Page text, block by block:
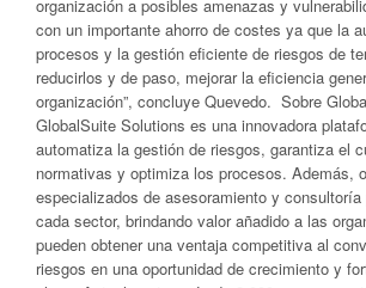
organización a posibles amenazas y
con un importante ahorro de costes ya que la
procesos y la gestión eficiente de riesgos de
reducirlos y de paso, mejorar la eficiencia
organización”, concluye Quevedo. Sobre
GlobalSuite Solutions es una innovadora
automatiza la gestión de riesgos, garantiza el
normativas y optimiza los procesos. Además,
especializados de asesoramiento y
cada sector, brindando valor añadido a las
pueden obtener una ventaja competitiva al
riesgos en una oportunidad de crecimiento y